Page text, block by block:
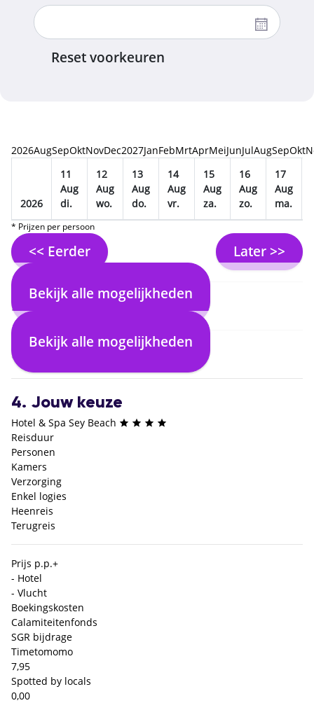
Reset voorkeuren
2026AugSepOktNovDec2027JanFebMrtAprMeiJunJulAugSepOkt
2026
11
Aug
di.
12
Aug
wo.
13
Aug
do.
14
Aug
vr.
15
Aug
za.
16
Aug
zo.
17
Aug
ma.
* Prijzen per persoon
<< Eerder Later >>
2. Selecteer vlucht
Bekijk alle mogelijkheden
3. Selecteer verblijf
Bekijk alle mogelijkheden
4. Jouw keuze
Hotel & Spa Sey Beach
Reisduur
Personen
Kamers
Verzorging
Enkel logies
Heenreis
Terugreis
Prijs p.p.+
- Hotel
- Vlucht
Boekingskosten
Calamiteitenfonds
SGR bijdrage
Timetomomo
7,95
Spotted by locals
0,00